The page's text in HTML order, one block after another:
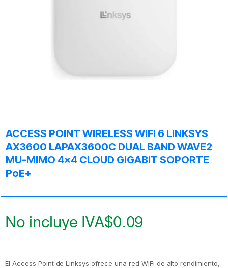
ACCESS POINT WIRELESS WIFI 6 LINKSYS
AX3600 LAPAX3600C DUAL BAND WAVE2
MU-MIMO 4×4 CLOUD GIGABIT SOPORTE
PoE+
$0.09
No incluye IVA
El Access Point de Linksys ofrece una red WiFi de alto rendimiento,